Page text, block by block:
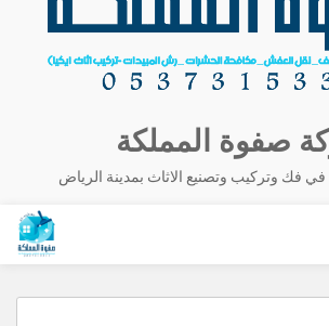
صفوة المملكة
فك وتركيب وتصنيع الاثاث بمدينة الرياض